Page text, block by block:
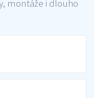
montáže i dlouho